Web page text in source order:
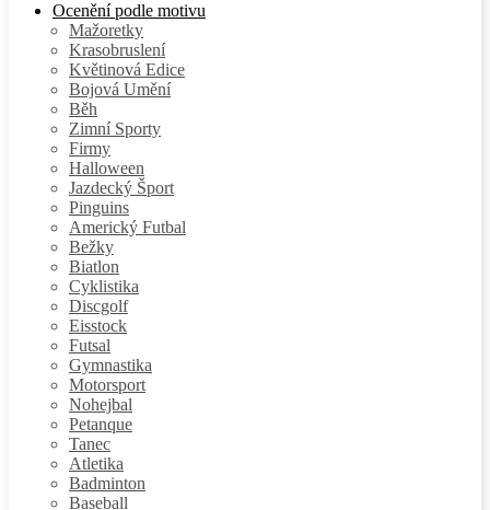
Ocenění podle motivu
Mažoretky
Krasobruslení
Květinová Edice
Bojová Umění
Běh
Zimní Sporty
Firmy
Halloween
Jazdecký Šport
Pinguins
Americký Futbal
Bežky
Biatlon
Cyklistika
Discgolf
Eisstock
Futsal
Gymnastika
Motorsport
Nohejbal
Petanque
Tanec
Atletika
Badminton
Baseball